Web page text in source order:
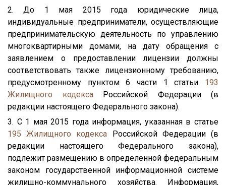
2. До 1 мая 2015 года юридические лица,
индивидуальные предприниматели, осуществляющие
предпринимательскую деятельность по управлению
многоквартирными домами, на дату обращения с
заявлением о предоставлении лицензии должны
соответствовать также лицензионному требованию,
предусмотренному пунктом 6 части 1 статьи 193
Жилищного кодексаРоссийской Федерации (в
редакции настоящего Федерального закона).
3. С 1 мая 2015 года информация, указанная в статье
195 Жилищного кодекса Российской Федерации (в
редакции настоящего Федерального закона),
подлежит размещению в определенной федеральным
законом государственной информационной системе
жилищно-коммунального хозяйства. Информация,